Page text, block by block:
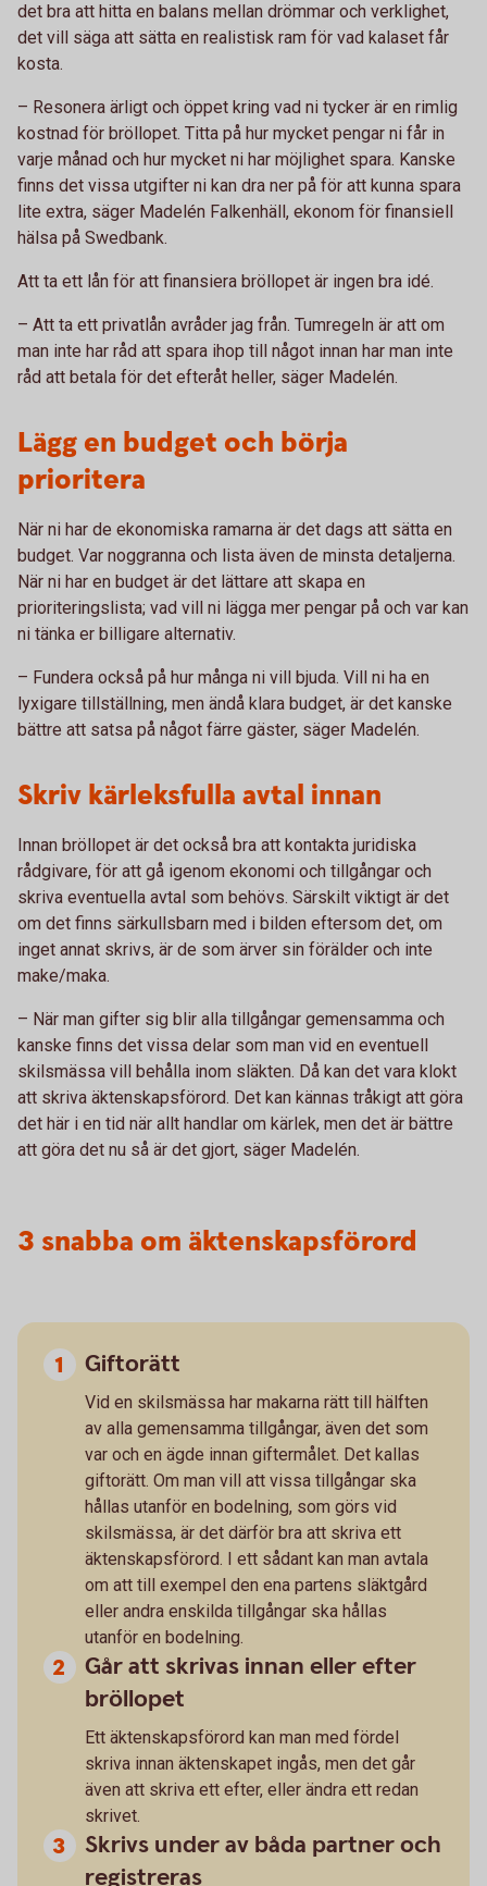
det bra att hitta en balans mellan drömmar och verklighet,
det vill säga att sätta en realistisk ram för vad kalaset får
kosta.
– Resonera ärligt och öppet kring vad ni tycker är en rimlig
kostnad för bröllopet. Titta på hur mycket pengar ni får in
varje månad och hur mycket ni har möjlighet spara. Kanske
finns det vissa utgifter ni kan dra ner på för att kunna spara
lite extra, säger Madelén Falkenhäll, ekonom för finansiell
hälsa på Swedbank.
Att ta ett lån för att finansiera bröllopet är ingen bra idé.
– Att ta ett privatlån avråder jag från. Tumregeln är att om
man inte har råd att spara ihop till något innan har man inte
råd att betala för det efteråt heller, säger Madelén.
Lägg en budget och börja
prioritera
När ni har de ekonomiska ramarna är det dags att sätta en
budget. Var noggranna och lista även de minsta detaljerna.
När ni har en budget är det lättare att skapa en
prioriteringslista; vad vill ni lägga mer pengar på och var kan
ni tänka er billigare alternativ.
– Fundera också på hur många ni vill bjuda. Vill ni ha en
lyxigare tillställning, men ändå klara budget, är det kanske
bättre att satsa på något färre gäster, säger Madelén.
Skriv kärleksfulla avtal innan
Innan bröllopet är det också bra att kontakta juridiska
rådgivare, för att gå igenom ekonomi och tillgångar och
skriva eventuella avtal som behövs. Särskilt viktigt är det
om det finns särkullsbarn med i bilden eftersom det, om
inget annat skrivs, är de som ärver sin förälder och inte
make/maka.
– När man gifter sig blir alla tillgångar gemensamma och
kanske finns det vissa delar som man vid en eventuell
skilsmässa vill behålla inom släkten. Då kan det vara klokt
att skriva äktenskapsförord. Det kan kännas tråkigt att göra
det här i en tid när allt handlar om kärlek, men det är bättre
att göra det nu så är det gjort, säger Madelén.
3 snabba om äktenskapsförord
Giftorätt
Vid en skilsmässa har makarna rätt till hälften
av alla gemensamma tillgångar, även det som
var och en ägde innan giftermålet. Det kallas
giftorätt. Om man vill att vissa tillgångar ska
hållas utanför en bodelning, som görs vid
skilsmässa, är det därför bra att skriva ett
äktenskapsförord. I ett sådant kan man avtala
om att till exempel den ena partens släktgård
eller andra enskilda tillgångar ska hållas
utanför en bodelning.
Går att skrivas innan eller efter
bröllopet
Ett äktenskapsförord kan man med fördel
skriva innan äktenskapet ingås, men det går
även att skriva ett efter, eller ändra ett redan
skrivet.
Skrivs under av båda partner och
registreras